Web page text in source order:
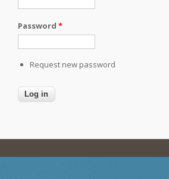
Password *
Request new password